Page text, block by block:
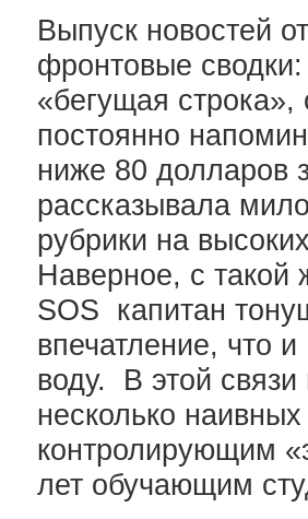
Выпуск новостей
фронтовые
«бегущая
постоянно
ниже 80 долларов
рассказывала
рубрики на
Наверное, с такой
SOS капитан
впечатление, что
воду. В этой связи
несколько
контролирующим
лет обучающим